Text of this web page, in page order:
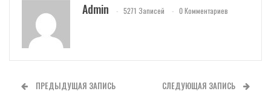
Admin 5271 Записей 0 Комментариев
ПРЕДЫДУЩАЯ ЗАПИСЬ СЛЕДУЮЩАЯ ЗАПИСЬ